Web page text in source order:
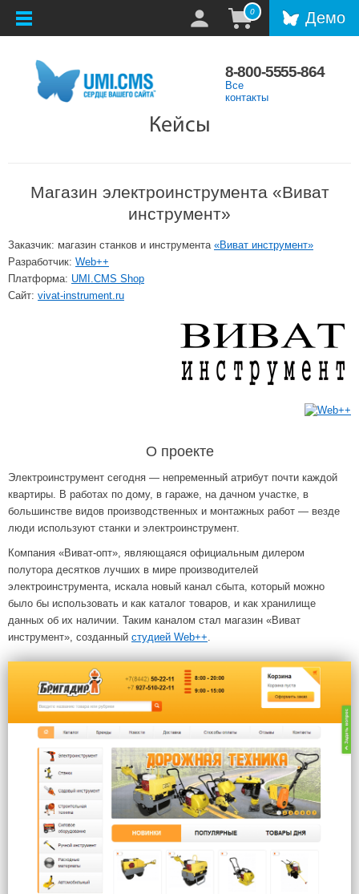
0 Демо
8-800-5555-864
Все
контакты
Кейсы
Магазин электроинструмента «Виват
инструмент»
Заказчик: магазин станков и инструмента «Виват инструмент»
Разработчик: Web++
Платформа: UMI.CMS Shop
Сайт: vivat-instrument.ru
О проекте
Электроинструмент сегодня — непременный атрибут почти каждой
квартиры. В работах по дому, в гараже, на дачном участке, в
большинстве видов производственных и монтажных работ — везде
люди используют станки и электроинструмент.
Компания «Виват-опт», являющаяся официальным дилером
полутора десятков лучших в мире производителей
электроинструмента, искала новый канал сбыта, который можно
было бы использовать и как каталог товаров, и как хранилище
данных об их наличии. Таким каналом стал магазин «Виват
инструмент», созданный студией Web++.